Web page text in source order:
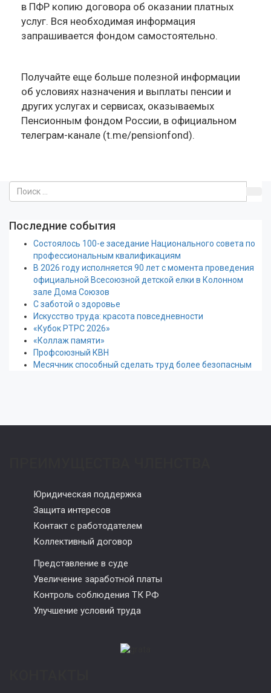
в ПФР копию договора об оказании платных
услуг. Вся необходимая информация
запрашивается фондом самостоятельно.
Получайте еще больше полезной информации
об условиях назначения и выплаты пенсии и
других услугах и сервисах, оказываемых
Пенсионным фондом России, в официальном
телеграм-канале (t.me/pensionfond).
Последние события
Состоялось 100-е заседание Национального совета по
профессиональным квалификациям
В 2026 году исполняется 90 лет с момента проведения
официальной Всесоюзной детской елки в Колонном
зале Дома Союзов
С заботой о здоровье
Искусство труда: красота повседневности
«Кубок РТРС 2026»
«Коллаж памяти»
Профсоюзный КВН
Месячник способный сделать труд более безопасным
Юридическая поддержка
Защита интересов
Контакт с работодателем
Коллективный договор
Представление в суде
Увеличение заработной платы
Контроль соблюдения ТК РФ
Улучшение условий труда